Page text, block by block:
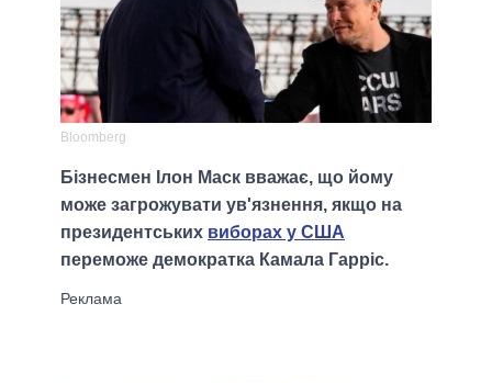
Bloomberg
Бізнесмен Ілон Маск вважає, що йому
може загрожувати ув'язнення, якщо на
президентських виборах у США
переможе демократка Камала Гарріс.